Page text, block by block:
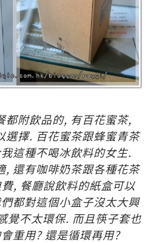
都附飲品的, 有百花蜜茶,
選擇. 百花蜜茶跟蜂蜜青茶
這種不喝冰飲料的女生.
, 還有咖啡奶茶跟各種花茶
, 餐廳說飲料的紙盒可以
都對這個小盒子沒太大興
覺不太環保. 而且筷子套也
重用? 還是循環再用?